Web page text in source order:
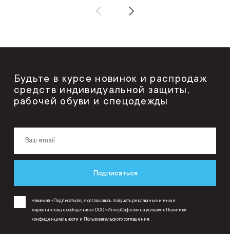
Будьте в курсе новинок и распродаж
средств индивидуальной защиты,
рабочей обуви и спецодежды
Подписаться
Нажимая «Подписаться», я соглашаюсь получать рекламные и иные
маркетинговые сообщения от ООО «ИнтерСафети» на условиях Политики
конфиденциальности и Пользовательского соглашения